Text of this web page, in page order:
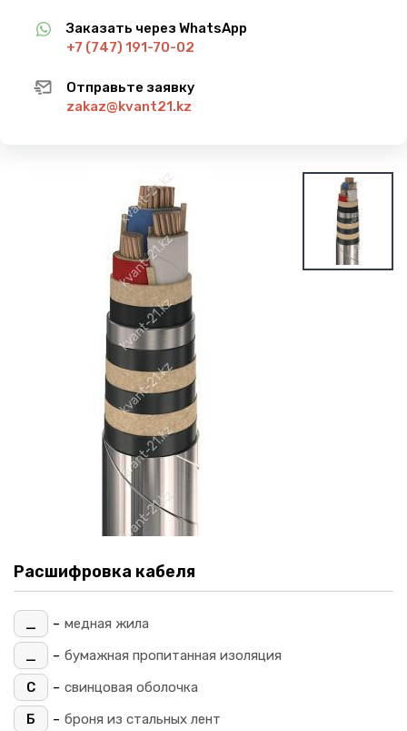
Заказать через WhatsApp
+7 (747) 191-70-02
Отправьте заявку
zakaz@kvant21.kz
Расшифровка кабеля
_ - медная жила
_
- бумажная пропитанная изоляция
С
- свинцовая оболочка
Б
- броня из стальных лент